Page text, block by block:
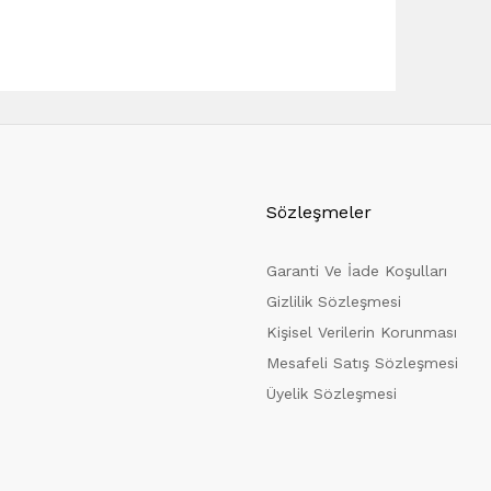
Sözleşmeler
Garanti Ve İade Koşulları
Gizlilik Sözleşmesi
Kişisel Verilerin Korunması
Mesafeli Satış Sözleşmesi
Üyelik Sözleşmesi